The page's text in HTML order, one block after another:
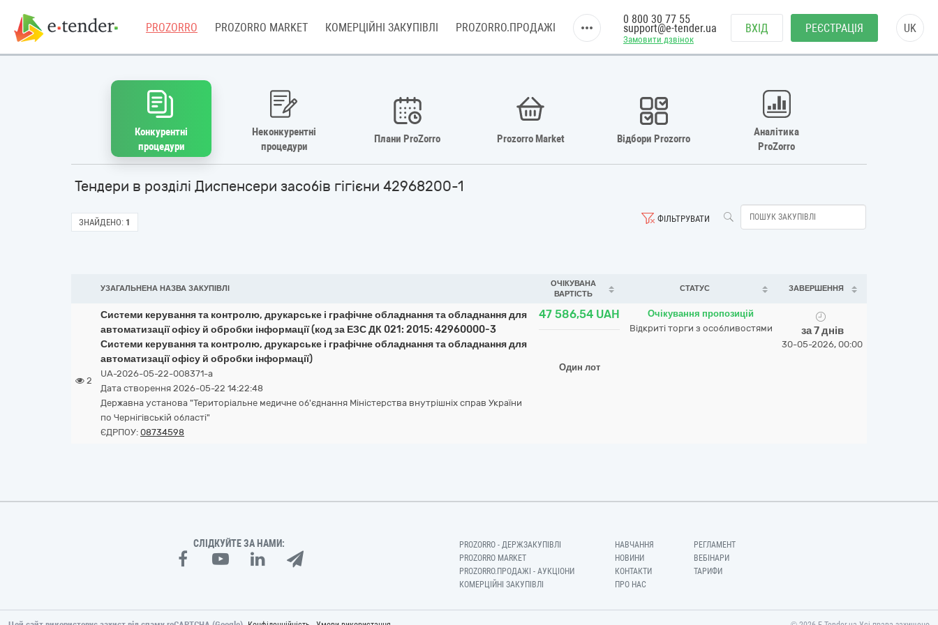
PROZORRO PROZORRO MARKET КОМЕРЦІЙНІ ЗАКУПІВЛІ PROZORRO.ПРОДАЖІ
Замовити дзвінок
0 800 30 77 55
support@e-tender.ua ВХІД РЕЄСТРАЦІЯ UK
Конкурентні
процедури
Неконкурентні
процедури
Плани ProZorro Prozorro Market Відбори Prozorro
Аналітика
ProZorro
Тендери в розділі Диспенсери засобів гігієни 42968200-1
ФІЛЬТРУВАТИ
ЗНАЙДЕНО: 1
УЗАГАЛЬНЕНА НАЗВА ЗАКУПІВЛІ
ОЧІКУВАНА
ВАРТІСТЬ
СТАТУС ЗАВЕРШЕННЯ
2
Системи керування та контролю, друкарське і графічне обладнання та обладнання для
автоматизації офісу й обробки інформації (код за ЕЗС ДК 021: 2015: 42960000-3
Системи керування та контролю, друкарське і графічне обладнання та обладнання для
автоматизації офісу й обробки інформації)
UA-2026-05-22-008371-a
Дата створення 2026-05-22 14:22:48
Державна установа "Територіальне медичне об'єднання Міністерства внутрішніх справ України
по Чернігівській області"
ЄДРПОУ: 08734598
47 586,54 UAH
Один лот
Очікування пропозицій
Відкриті торги з особливостями
за 7 днів
30-05-2026, 00:00
СЛІДКУЙТЕ ЗА НАМИ:
PROZORRO - ДЕРЖЗАКУПІВЛІ
PROZORRO MARKET
PROZORRO.ПРОДАЖІ - АУКЦІОНИ
КОМЕРЦІЙНІ ЗАКУПІВЛІ
НАВЧАННЯ
НОВИНИ
КОНТАКТИ
ПРО НАС
РЕГЛАМЕНТ
ВЕБІНАРИ
ТАРИФИ